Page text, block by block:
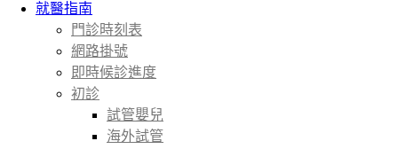
就醫指南
門診時刻表
網路掛號
即時候診進度
初診
試管嬰兒
海外試管